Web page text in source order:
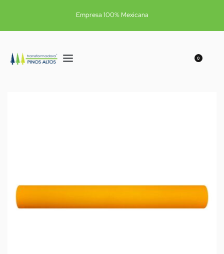
Empresa 100% Mexicana
0